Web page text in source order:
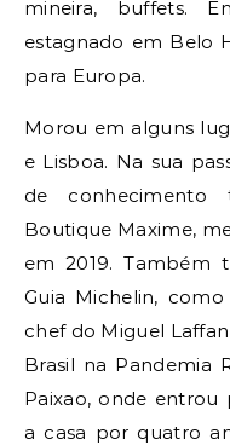
mineira, buffets.
estagnado em Belo
para Europa.
Morou em alguns
e Lisboa. Na sua
de
Boutique Maxime,
em 2019. Também
Guia Michelin,
chef do Miguel
Brasil na Pandemia
Paixao, onde entrou
a casa por quatro